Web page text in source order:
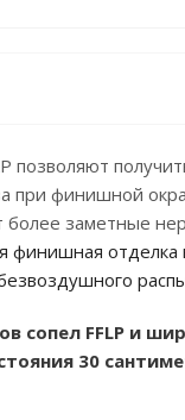
позволяют
при финишной
заметные
финишная отделка
сопел FFLP и
30